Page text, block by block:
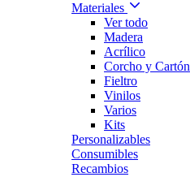
Materiales
Ver todo
Madera
Acrílico
Corcho y Cartón
Fieltro
Vinilos
Varios
Kits
Personalizables
Consumibles
Recambios